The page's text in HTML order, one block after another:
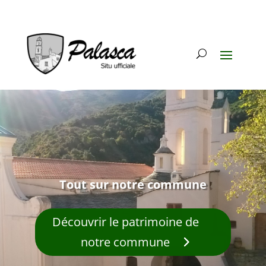
Tout sur notre commune
Découvrir le patrimoine de
notre commune